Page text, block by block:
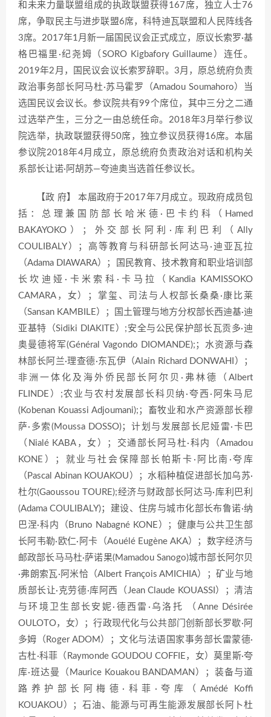
和未来力量联盟组成的执政联盟获得167席，独立人士76
席，争取民主与进步联盟6席，科特迪瓦联盟和人民阵线各
3席。2017年1月新一届国民议会正式成立，原议长索罗·基
格巴福里·纪尧姆（SORO Kigbafory Guillaume）连任。
2019年2月，国民议会议长索罗辞职。3月，原总统府负责
政治事务部长阿马杜·苏马霍罗（Amadou Soumahoro）当
选国民议会议长。参议院共有99个席位，其中三分之二通
过选举产生，三分之一由总统任命。2018年3月举行参议
院选举，执政联盟获得50席，独立参议员获得16席。本届
参议院2018年4月成立，原总统府负责政治对话和机构关
系部长让诺·阿胡苏—夸迪奥当选首任参议长。
【政 府】 本届政府于2017年7月成立。现政府成员包
括：总理兼国防部长哈米德·巴卡约科（Hamed
BAKAYOKO）；外交部长阿利·库利巴利（Ally
COULIBALY）；高等教育与科研部长阿达马·迪亚瓦拉
（Adama DIAWARA）；国民教育、技术教育和职业培训部
长坎迪娅·卡米索科·卡马拉（Kandia KAMISSOKO
CAMARA，女）；掌玺、司法与人权部长桑桑·康比莱
（Sansan KAMBILE）；国土管理与地方分权部长西迪基·迪
亚基特（Sidiki DIAKITE）;安全与公民保护部长瓦贡多·迪
奥曼德将军(Général Vagondo DIOMANDE);；水资源与森
林部长阿兰·理查德·东瓦伊（Alain Richard DONWAHI）；
非洲一体化及海外侨民部长阿尔贝·弗林德（Albert
FLINDE）;农业与农村发展部长科贝纳·夸西·阿朱马尼
(Kobenan Kouassi Adjoumani);；畜牧业和水产资源部长穆
萨·多索(Moussa DOSSO)；计划与发展部长尼娅雷·卡巴
（Nialé KABA，女）；交通部长阿马杜·科内（Amadou
KONE）；就业与社会保障部长帕斯卡·阿比南·夸库
（Pascal Abinan KOUAKOU）；水稻种植促进部长加乌苏·
杜尔(Gaoussou TOURE);经济与财政部长阿达马·库利巴利
(Adama COULIBALY)；建设、住房与城市化部长布鲁诺·纳
巴涅·科内（Bruno Nabagné KONE）；健康与公共卫生部
长阿韦勒·欧仁·阿卡（Aouélé Eugène AKA）；数字经济与
邮政部长马马杜·萨诺果(Mamadou Sanogo)城市部长阿尔贝
·弗朗索瓦·阿米恰（Albert François AMICHIA）；矿业与地
质部长让·克劳德·库阿西（Jean Claude KOUASSI）；清洁
与环境卫生部长安妮·德西雷·乌洛托 （Anne Désirée
OULOTO，女）；行政现代化与公共部门创新部长罗歇·阿
多姆（Roger ADOM）；文化与法语国家事务部长雷蒙德·
古杜·科菲（Raymonde GOUDOU COFFIE，女）莫里斯·夸
库·班达曼（Maurice Kouakou BANDAMAN）；装备与道
路养护部长阿梅德·科菲·夸库（Amédé Koffi
KOUAKOU）；石油、能源与可再生能源发展部长阿卜杜